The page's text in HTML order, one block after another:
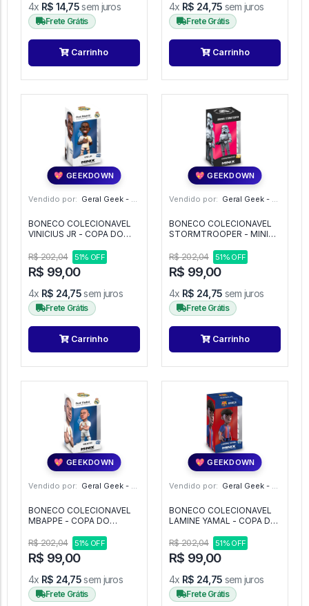
4x R$ 14,75sem juros
Frete Grátis
Carrinho
4x R$ 24,75 sem juros
Frete Grátis
Carrinho
💖 GEEKDOWN
Vendido por: Geral Geek - SP
BONECO COLECIONAVEL
VINICIUS JR - COPA DO
REAL MADRID -
R$ 202,04 51% OFF
R$ 99,00
4x R$ 24,75sem juros
Frete Grátis
Carrinho
💖 GEEKDOWN
Vendido por: Geral Geek - SP
BONECO COLECIONAVEL
STORMTROOPER - MINIX -
R$ 202,04
51% OFF
R$ 99,00
4x R$ 24,75 sem juros
Frete Grátis
Carrinho
💖 GEEKDOWN
Vendido por: Geral Geek - SP
BONECO COLECIONAVEL
MBAPPE - COPA DO
REAL MADRID -
R$ 202,04 51% OFF
R$ 99,00
4x R$ 24,75sem juros
Frete Grátis
💖 GEEKDOWN
Vendido por: Geral Geek - SP
BONECO COLECIONAVEL
LAMINE YAMAL - COPA DO
BARCELONA -
R$ 202,04 51% OFF
R$ 99,00
4x R$ 24,75 sem juros
Frete Grátis